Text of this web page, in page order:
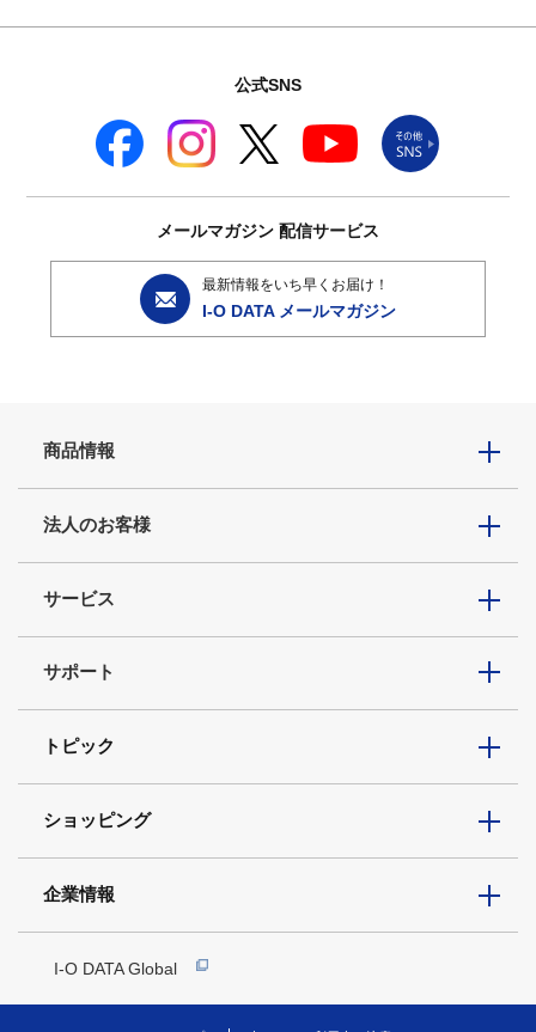
公式SNS
メールマガジン 配信サービス
最新情報をいち早くお届け！
I-O DATA メールマガジン
商品情報
法人のお客様
サービス
サポート
トピック
ショッピング
企業情報
I-O DATA Global